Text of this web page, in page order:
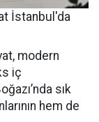
İstanbul'da
modern
iç
sık
hem de